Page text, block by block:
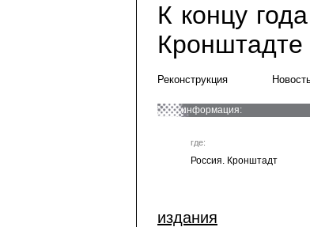
К концу
Кронштадте
Реконструкция
информация:
где:
Россия. Кронштадт
издания